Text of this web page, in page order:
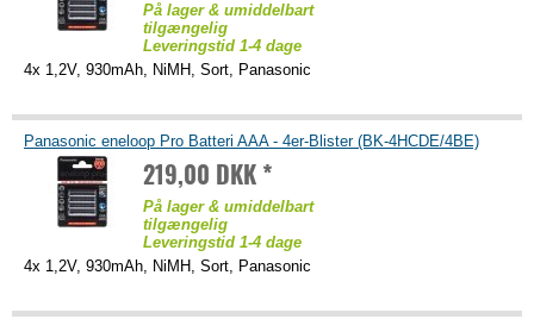
På lager & umiddelbart
tilgængelig
Leveringstid 1-4 dage
4x 1,2V, 930mAh, NiMH, Sort, Panasonic
Panasonic eneloop Pro Batteri AAA - 4er-Blister (BK-4HCDE/4BE)
219,00 DKK *
På lager & umiddelbart
tilgængelig
Leveringstid 1-4 dage
4x 1,2V, 930mAh, NiMH, Sort, Panasonic